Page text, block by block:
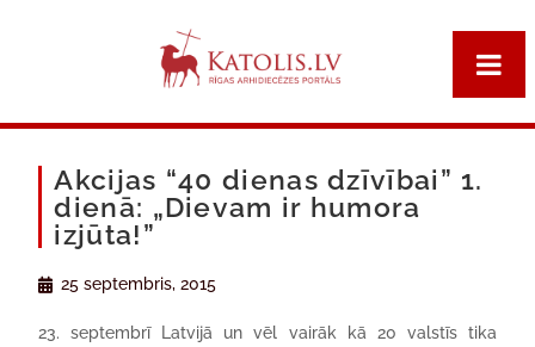
Akcijas “40 dienas dzīvībai” 1.
dienā: „Dievam ir humora
izjūta!”
25 septembris, 2015
23. septembrī Latvijā un vēl vairāk kā 20 valstīs tika